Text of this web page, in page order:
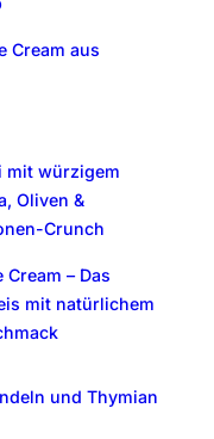
Cream aus
mit würzigem
Oliven &
Crunch
– Das
mit natürlichem
und Thymian